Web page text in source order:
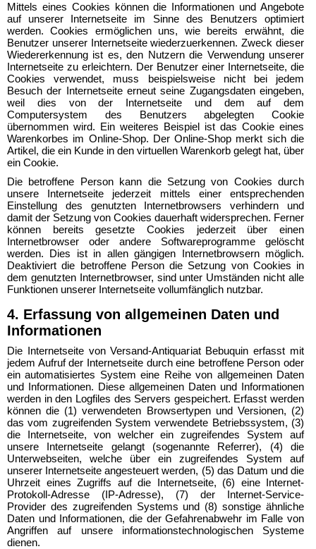
Mittels eines Cookies können die Informationen und Angebote
auf unserer Internetseite im Sinne des Benutzers optimiert
werden. Cookies ermöglichen uns, wie bereits erwähnt, die
Benutzer unserer Internetseite wiederzuerkennen. Zweck dieser
Wiedererkennung ist es, den Nutzern die Verwendung unserer
Internetseite zu erleichtern. Der Benutzer einer Internetseite, die
Cookies verwendet, muss beispielsweise nicht bei jedem
Besuch der Internetseite erneut seine Zugangsdaten eingeben,
weil dies von der Internetseite und dem auf dem
Computersystem des Benutzers abgelegten Cookie
übernommen wird. Ein weiteres Beispiel ist das Cookie eines
Warenkorbes im Online-Shop. Der Online-Shop merkt sich die
Artikel, die ein Kunde in den virtuellen Warenkorb gelegt hat, über
ein Cookie.
Die betroffene Person kann die Setzung von Cookies durch
unsere Internetseite jederzeit mittels einer entsprechenden
Einstellung des genutzten Internetbrowsers verhindern und
damit der Setzung von Cookies dauerhaft widersprechen. Ferner
können bereits gesetzte Cookies jederzeit über einen
Internetbrowser oder andere Softwareprogramme gelöscht
werden. Dies ist in allen gängigen Internetbrowsern möglich.
Deaktiviert die betroffene Person die Setzung von Cookies in
dem genutzten Internetbrowser, sind unter Umständen nicht alle
Funktionen unserer Internetseite vollumfänglich nutzbar.
4. Erfassung von allgemeinen Daten und
Informationen
Die Internetseite von Versand-Antiquariat Bebuquin erfasst mit
jedem Aufruf der Internetseite durch eine betroffene Person oder
ein automatisiertes System eine Reihe von allgemeinen Daten
und Informationen. Diese allgemeinen Daten und Informationen
werden in den Logfiles des Servers gespeichert. Erfasst werden
können die (1) verwendeten Browsertypen und Versionen, (2)
das vom zugreifenden System verwendete Betriebssystem, (3)
die Internetseite, von welcher ein zugreifendes System auf
unsere Internetseite gelangt (sogenannte Referrer), (4) die
Unterwebseiten, welche über ein zugreifendes System auf
unserer Internetseite angesteuert werden, (5) das Datum und die
Uhrzeit eines Zugriffs auf die Internetseite, (6) eine Internet-
Protokoll-Adresse (IP-Adresse), (7) der Internet-Service-
Provider des zugreifenden Systems und (8) sonstige ähnliche
Daten und Informationen, die der Gefahrenabwehr im Falle von
Angriffen auf unsere informationstechnologischen Systeme
dienen.